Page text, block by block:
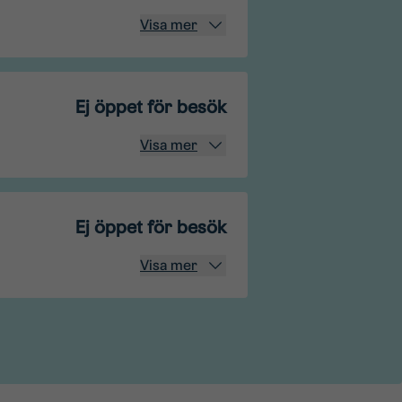
Visa mer
Ej öppet för besök
Visa mer
Ej öppet för besök
Visa mer